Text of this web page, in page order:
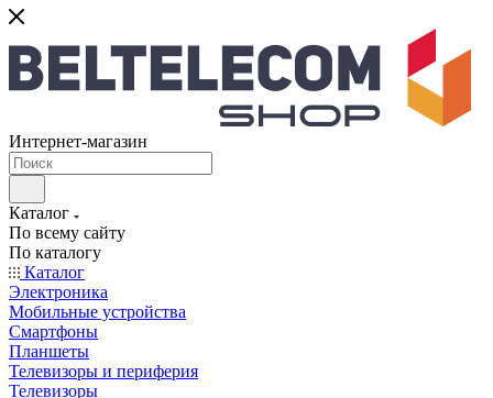
Интернет-магазин
Каталог
По всему сайту
По каталогу
Каталог
Электроника
Мобильные устройства
Смартфоны
Планшеты
Телевизоры и периферия
Телевизоры